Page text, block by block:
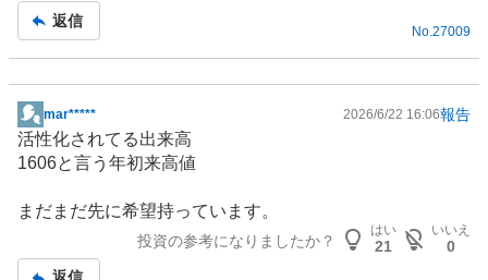
返信
No.27009
掲
示
板
事
mar***** 2026/6/22 16:06報告
活性化されてる出来高
1606と言う年初来高値
まだまだ先に希望持っています。
投資の参考になりましたか？
はい
21
いいえ
0